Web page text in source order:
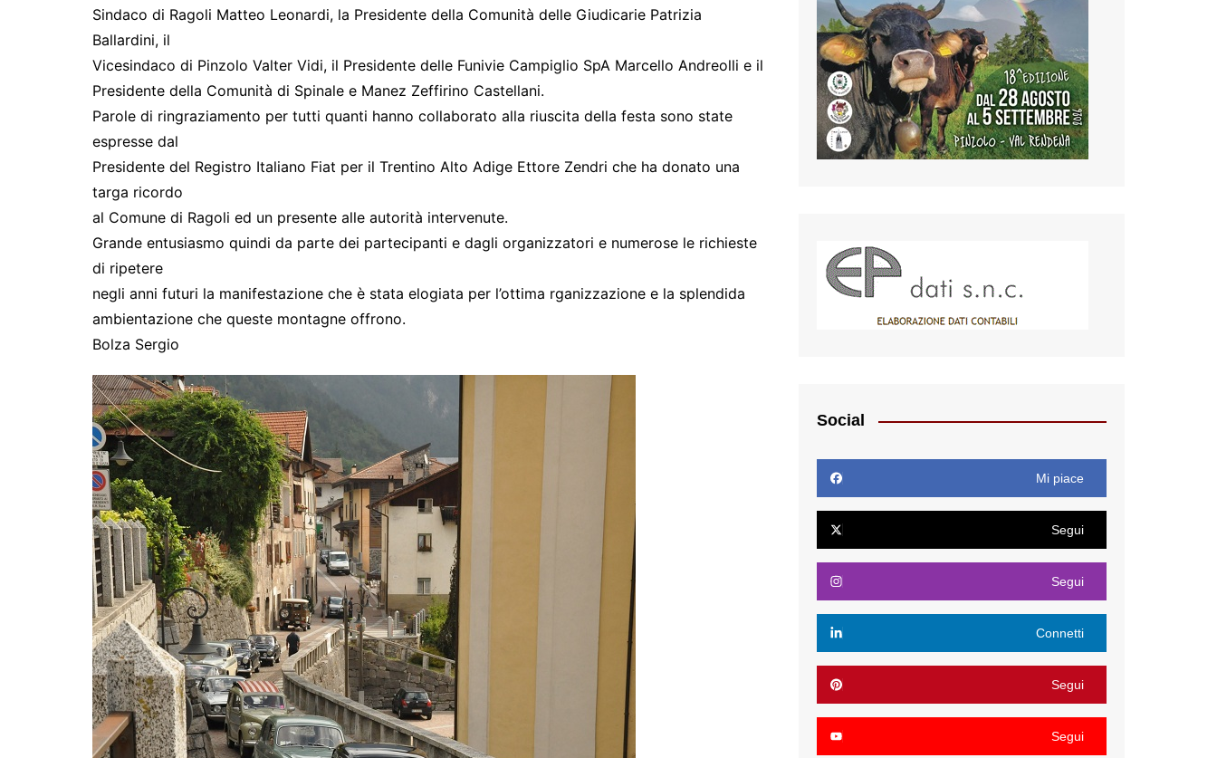
Sindaco di Ragoli Matteo Leonardi, la Presidente della Comunità delle Giudicarie Patrizia
Ballardini, il
Vicesindaco di Pinzolo Valter Vidi, il Presidente delle Funivie Campiglio SpA Marcello Andreolli e il
Presidente della Comunità di Spinale e Manez Zeffirino Castellani.
Parole di ringraziamento per tutti quanti hanno collaborato alla riuscita della festa sono state
espresse dal
Presidente del Registro Italiano Fiat per il Trentino Alto Adige Ettore Zendri che ha donato una
targa ricordo
al Comune di Ragoli ed un presente alle autorità intervenute.
Grande entusiasmo quindi da parte dei partecipanti e dagli organizzatori e numerose le richieste
di ripetere
negli anni futuri la manifestazione che è stata elogiata per l’ottima rganizzazione e la splendida
ambientazione che queste montagne offrono.
Bolza Sergio
Social
Mi piace
Segui
Segui
Connetti
Segui
Segui